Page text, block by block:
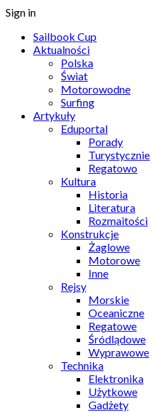
Sign in
Sailbook Cup
Aktualności
Polska
Świat
Motorowodne
Surfing
Artykuły
Eduportal
Porady
Turystycznie
Regatowo
Kultura
Historia
Literatura
Rozmaitości
Konstrukcje
Żaglowe
Motorowe
Inne
Rejsy
Morskie
Oceaniczne
Regatowe
Śródlądowe
Wyprawowe
Technika
Elektronika
Użytkowe
Gadżety